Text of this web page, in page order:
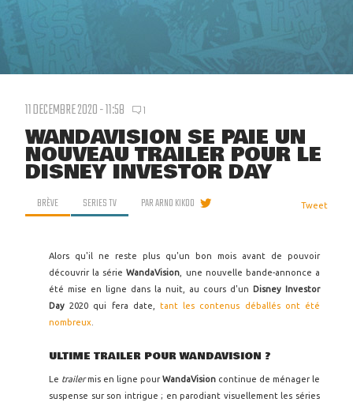
11 DECEMBRE 2020 - 11:58 1
WANDAVISION SE PAIE UN
NOUVEAU TRAILER POUR LE
DISNEY INVESTOR DAY
BRÈVE SERIES TV PARARNO KIKOO Tweet
Alors qu'il ne reste plus qu'un bon mois avant de pouvoir
découvrir la sérieWandaVision , une nouvelle bande-annonce a
été mise en ligne dans la nuit, au cours d'un Disney Investor
Day2020 qui fera date,tant les contenus déballés ont été
nombreux
ULTIME TRAILER POUR WANDAVISION ?
Le trailermis en ligne pourWandaVision continue de ménager le
suspense sur son intrigue ; en parodiant visuellement les séries